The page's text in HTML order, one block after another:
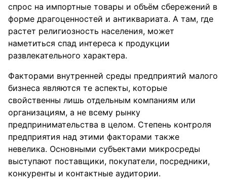
спрос на импортные товары и объём сбережений в
форме драгоценностей и антиквариата. А там, где
растет религиозность населения, может
наметиться спад интереса к продукции
развлекательного характера.
Факторами внутренней среды предприятий малого
бизнеса являются те аспекты, которые
свойственны лишь отдельным компаниям или
организациям, а не всему рынку
предпринимательства в целом. Степень контроля
предприятия над этими факторами также
невелика. Основными субъектами микросреды
выступают поставщики, покупатели, посредники,
конкуренты и контактные аудитории.